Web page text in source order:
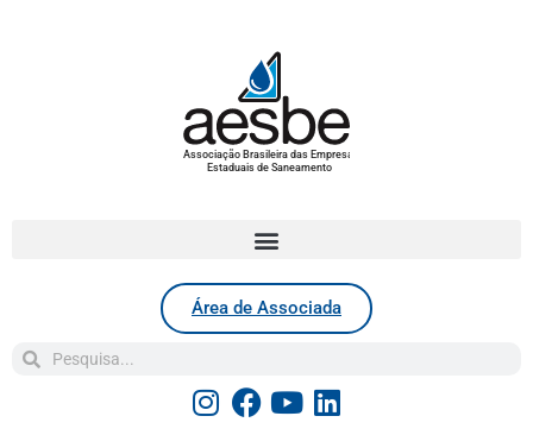
Associação Brasileira das Empresas
Estaduais de Saneamento
Área de Associada